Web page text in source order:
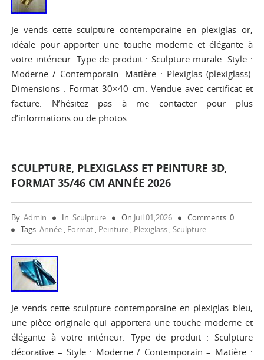
Je vends cette sculpture contemporaine en plexiglas or,
idéale pour apporter une touche moderne et élégante à
votre intérieur. Type de produit : Sculpture murale. Style :
Moderne / Contemporain. Matière : Plexiglas (plexiglass).
Dimensions : Format 30×40 cm. Vendue avec certificat et
facture. N’hésitez pas à me contacter pour plus
d’informations ou de photos.
SCULPTURE, PLEXIGLASS ET PEINTURE 3D,
FORMAT 35/46 CM ANNÉE 2026
By:Admin In:Sculpture On Juil 01,2026
Comments: 0
Tags:Année , Format , Peinture , Plexiglass ,Sculpture
Je vends cette sculpture contemporaine en plexiglas bleu,
une pièce originale qui apportera une touche moderne et
élégante à votre intérieur. Type de produit : Sculpture
décorative – Style : Moderne / Contemporain – Matière :